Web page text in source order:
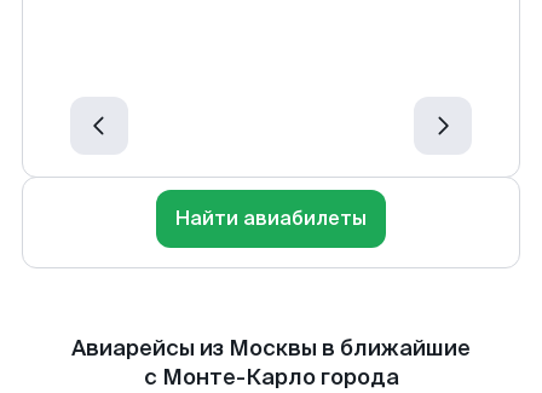
Найти авиабилеты
Авиарейсы из Москвы в ближайшие
с Монте-Карло города